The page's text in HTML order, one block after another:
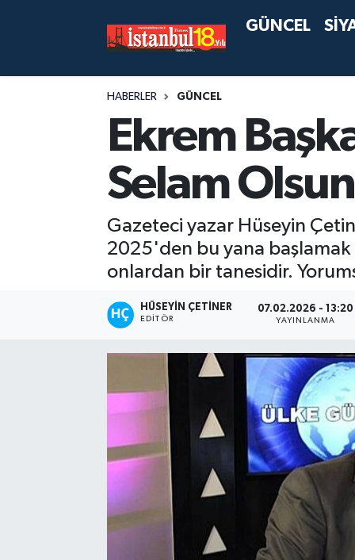
GÜNCEL
HABERLER GÜNCEL
Ekrem
Selam Olsun
Gazeteci yazar Hüseyin
2025'den bu yana başlamak
onlardan bir tanesidir.
HÜSEYIN ÇETINER
EDITÖR
07.02.2026 - 13:20
YAYINLANMA